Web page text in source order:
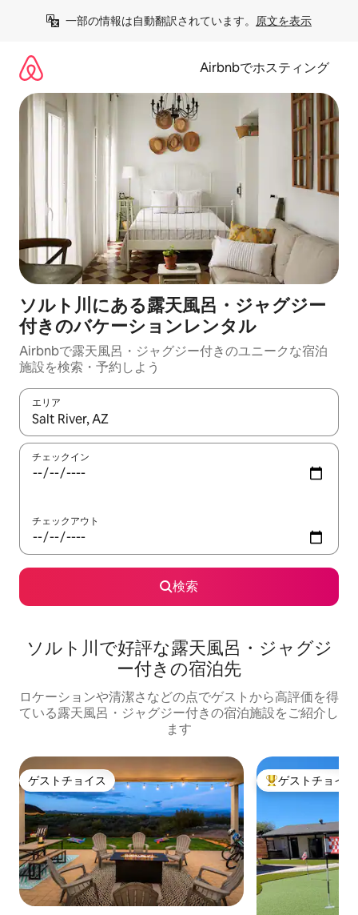
一部の情報は自動翻訳されています。 原文を表示
Airbnbでホスティング
ソルト川にある露天風呂・ジャグジー
付きのバケーションレンタル
Airbnbで露天風呂・ジャグジー付きのユニークな宿泊
施設を検索・予約しよう
エリア
検索結果が表示されたら、上下の矢印キーを使って移動するか
チェックイン
チェックアウト
検索
ソルト川で好評な露天風呂・ジャグジ
ー付きの宿泊先
ロケーションや清潔さなどの点でゲストから高評価を得
ている露天風呂・ジャグジー付きの宿泊施設をご紹介し
ます
ゲストチョイス
ゲストチョイス 大好評のゲスト
ゲストチョイス